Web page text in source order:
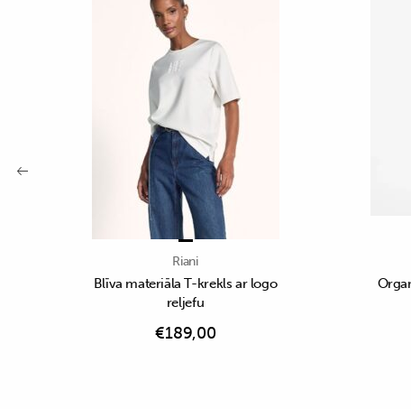
Riani
Blīva materiāla T-krekls ar logo
reljefu
€189,00